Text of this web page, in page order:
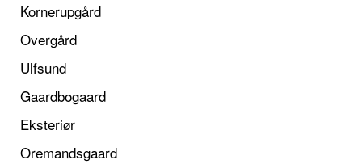
Kornerupgård
Overgård
Ulfsund
Gaardbogaard
Eksteriør
Oremandsgaard